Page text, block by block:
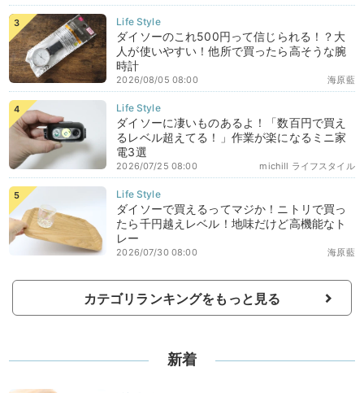
ダイソーのこれ500円って信じられる！？大
人が使いやすい！他所で買ったら高そうな腕
時計
海原藍
2026/08/05 08:00
ダイソーに凄いものあるよ！「数百円で買え
るレベル超えてる！」作業が楽になるミニ家
電3選
michill ライフスタイル
2026/07/25 08:00
ダイソーで買えるってマジか！ニトリで買っ
たら千円越えレベル！地味だけど高機能なト
レー
海原藍
2026/07/30 08:00
カテゴリランキングをもっと見る
新着